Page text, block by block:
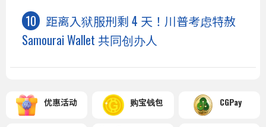
距离入狱服刑剩 4 天！川普考虑特赦
Samourai Wallet 共同创办人
优惠活动 购宝钱包 CGPay